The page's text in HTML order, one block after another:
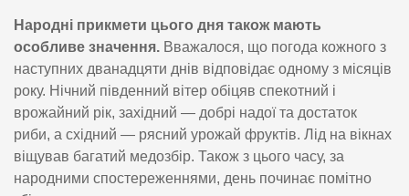
Народні прикмети цього дня також мають
особливе значення. Вважалося, що погода кожного з
наступних дванадцяти днів відповідає одному з місяців
року. Нічний південний вітер обіцяв спекотний і
врожайний рік, західний — добрі надої та достаток
риби, а східний — рясний урожай фруктів. Лід на вікнах
віщував багатий медозбір. Також з цього часу, за
народними спостереженнями, день починає помітно